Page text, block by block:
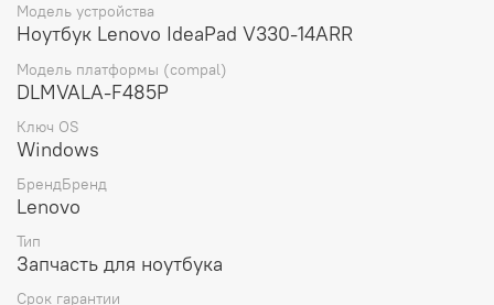
Модель устройства
Ноутбук Lenovo IdeaPad V330-14ARR
Модель платформы (compal)
DLMVALA-F485P
Ключ OS
Windows
БрендБренд
Lenovo
Тип
Запчасть для ноутбука
Срок гарантии